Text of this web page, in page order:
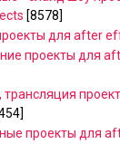
[8578]
для after
проекты для
трансляция
проекты для